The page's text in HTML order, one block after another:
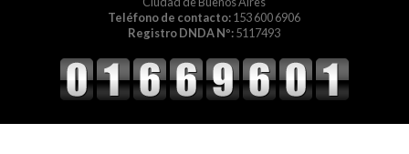
Teléfono de contacto:153 600 6906
Registro DNDA Nº:5117493